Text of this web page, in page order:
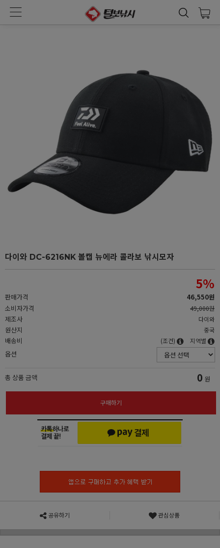
다이와 DC-6216NK 볼캡 뉴에라 콜라보 낚시모자
판매가격
5%
46,550원
소비자가격
49,000원
제조사 다이와
원산지 중국
배송비 (조건) 지역별
옵션
총 상품 금액 0 원
구매하기
공유하기 관심상품